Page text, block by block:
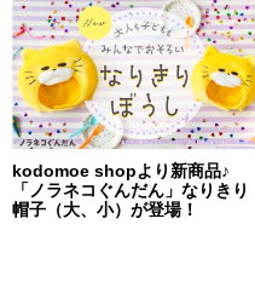
kodomoe shopより新商品♪
「ノラネコぐんだん」なりきり
帽子（大、小）が登場！